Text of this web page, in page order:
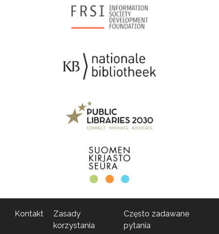
Kontakt
Zasady
korzystania
Często zadawane
pytania